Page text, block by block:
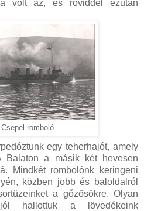
volt az, és röviddel ezután
romboló.
egy teherhajót, amely
Balaton a másik két hevesen
Mindkét rombolónk keringeni
közben jobb és baloldalról
a gőzösökre. Olyan
hallottuk a lövedékeink